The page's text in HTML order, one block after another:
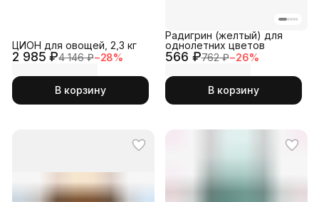
2 985 ₽4 146 ₽−28%
ЦИОН для овощей, 2,3 кг
В корзину
566 ₽762 ₽−26%
Радигрин (желтый) для
однолетних цветов
В корзину